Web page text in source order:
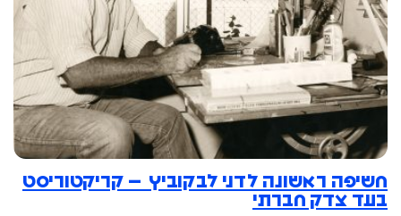
חשיפה ראשונה לדני לבקוביץ – קריקטוריסט
בעד צדק חברתי